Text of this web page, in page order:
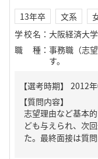
13年卒 文系
学校名 ： 大阪経済大学
職種 ： 事務職（志
す。
【質問内容】
志望理由など基本
ども与えられ、次
た。最終面接は質